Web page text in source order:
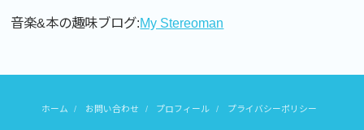
音楽&本の趣味ブログ:My Stereoman
ホーム お問い合わせ プロフィール プライバシーポリシー